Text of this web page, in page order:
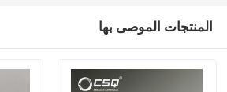
المنتجات الموصى بها